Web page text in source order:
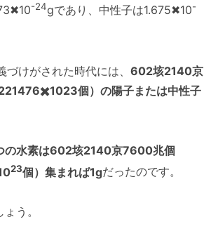
-24gであり、中性子は1.675✖10-
けがされた時代には、 602垓2140京
個）の陽子または中性子
の水素は602垓2140京7600兆個
23個）集まれば1gだったのです。
う。